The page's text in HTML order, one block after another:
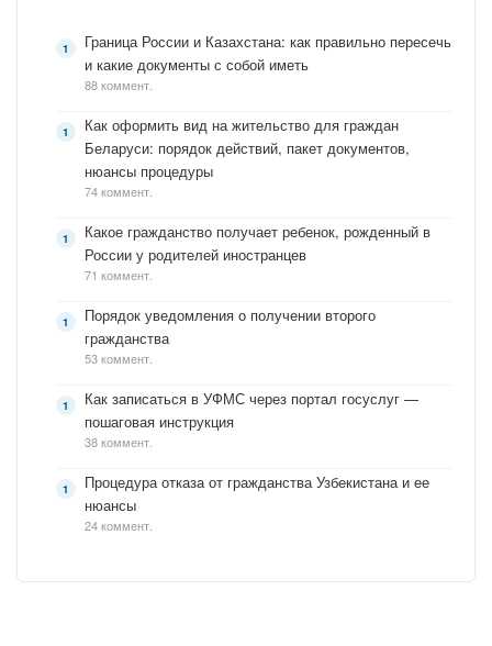
Граница России и Казахстана: как правильно пересечь
и какие документы с собой иметь
88 коммент.
Как оформить вид на жительство для граждан
Беларуси: порядок действий, пакет документов,
нюансы процедуры
74 коммент.
Какое гражданство получает ребенок, рожденный в
России у родителей иностранцев
71 коммент.
Порядок уведомления о получении второго
гражданства
53 коммент.
Как записаться в УФМС через портал госуслуг —
пошаговая инструкция
38 коммент.
Процедура отказа от гражданства Узбекистана и ее
нюансы
24 коммент.